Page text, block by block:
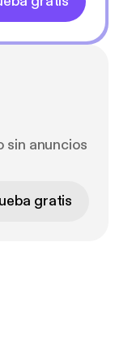
sin anuncios
gratis